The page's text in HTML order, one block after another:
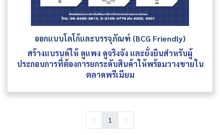
ออกแบบโลโก้และบรรจุภัณฑ์ (BCG Friendly)
สร้างแบรนด์ให้ ดูแพง ดูจริงจัง และยั่งยืนสำหรับผู้
ประกอบการที่ต้องการยกระดับสินค้าให้พร้อมวางขายใน
ตลาดพรีเมียม
1